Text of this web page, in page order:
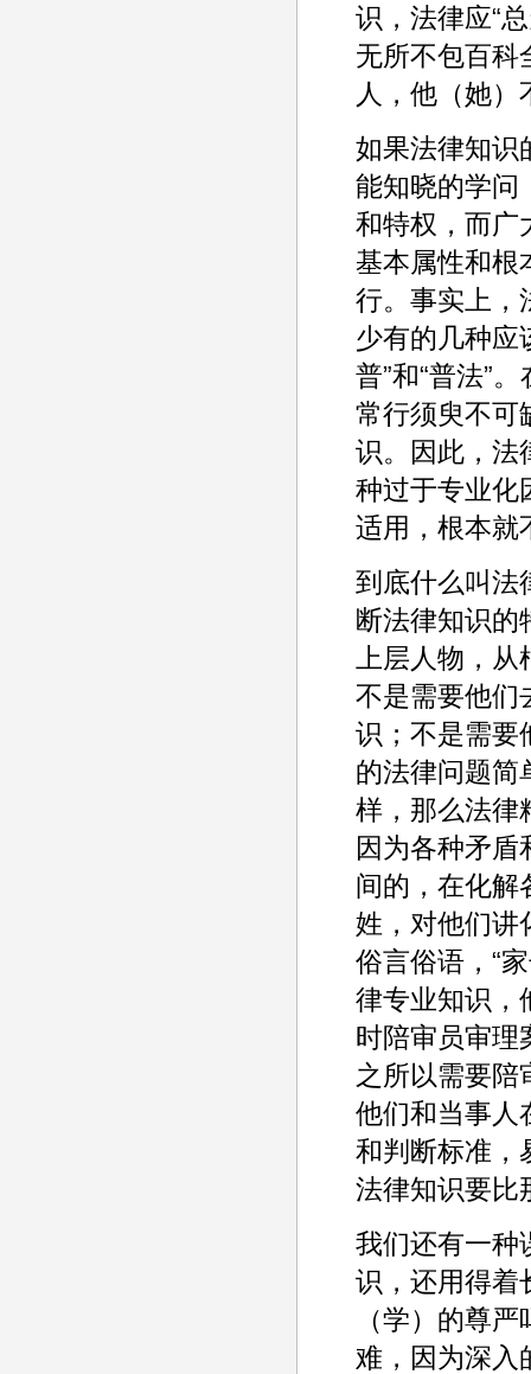
识，法律应“
无所不包百科
人，他（她
如果法律知识
能知晓的学问
和特权，而广
基本属性和根
行。事实上，
少有的几种应
普”和“普法”
常行须臾不可
识。因此，法
种过于专业化
适用，根本就
到底什么叫法
断法律知识的
上层人物，
不是需要他们
识；不是需要
的法律问题简
样，那么法律
因为各种矛盾
间的，在化解
姓，对他们讲
俗言俗语，“
律专业知识，
时陪审员审理
之所以需要陪
他们和当事人
和判断标准，
法律知识要比
我们还有一种
识，还用得着
（学）的尊
难，因为深入